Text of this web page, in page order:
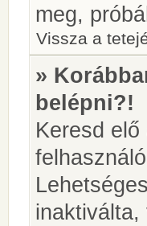
meg,
Vissza a
»
belépni?!
Keresd